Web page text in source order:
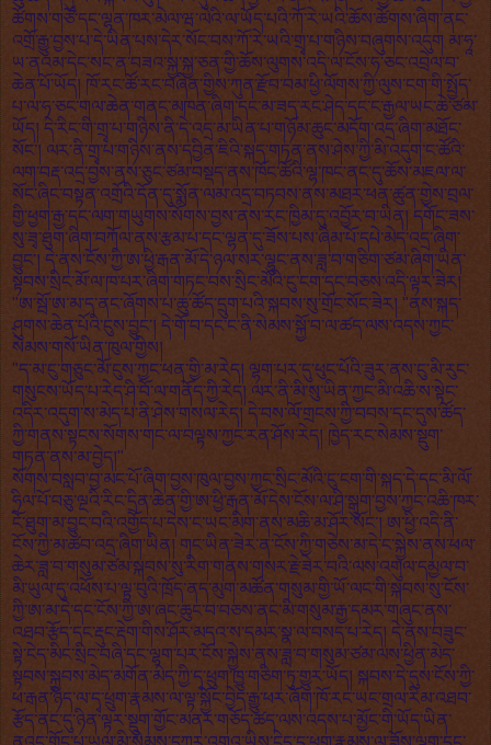
ཚོགས་གཙོ་དང་ལྷན་ཁར་མེལ་ཝ་ལེའི་ལ་ཡོད་པའི་ཀོ་རེ་ཡའི་ཆོས་ཚོགས་ཞིག་ནང་
འགྲོ་རྒྱུ་བྱས་པ་དེ་ཡིན་པས་དེར་སོང་བས་ཀོ་རེ་ཡའི་གྲྭ་པ་གཉིས་བཞུགས་འདུག མ་ཧཱ་
ཡ་ནའམ་དེང་སང་ན་བཟའ་སྐྱ་སྐྱ་ཅན་གྱི་ཆོས་ལུགས་འདི་ལ་ངོས་ཧ་ཅང་འབྲེལ་བ་
ཆེན་པོ་ཡོད། ཁོ་རང་ཚོ་རང་བཞིན་གྱིས་ཀུན་རྫོབ་བམ་ཕྱི་ལོགས་ཀྱི་ལུས་ངག་གི་སྤྱོད་
པ་ལ་ཧ་ཅང་གལ་ཆེན་གནང་མཁན་ཞིག་དང་མ་ཟད་རང་ཤེད་དང་ང་རྒྱལ་ཡང་ཆེ་ཙམ་
ཡོད། དེ་རིང་གི་གྲྭ་པ་གཉིས་ནི་དེ་འདྲ་མ་ཡིན་པ་གཉོམ་ཆུང་མདོག་འདྲ་ཞིག་མཐོང་
སོང་། ལར་ནི་གྲྭ་པ་གཉིས་ནས་དབྱིན་ཇིའི་སྐད་གཏན་ནས་ཤེས་ཀྱི་མི་འདུག་ང་ཚོའི་
ལག་བརྡ་འདྲ་བྱས་ནས་ཅུང་ཙམ་བསྡད་ནས་ཁོང་ཚོའི་ལྷ་ཁང་ནང་དུ་ཆོས་མཇལ་ལ་
སོང་ཞིང་བསྟན་འགྲོའི་དོན་དུ་སྨོན་ལམ་འདྲ་བཏབས་ནས་མཐར་ཕན་ཚུན་གྱེས་བྲལ་
གྱི་ཕྱག་རྒྱ་དང་ལག་གཡུགས་སོགས་བྱས་ནས་རང་ཁྱིམ་དུ་འབྱོར་བ་ཡིན། དགོང་ཟས་
སུ་ཟྭ་ཐུག་ཞིག་བཀོལ་ནས་རྩམ་པ་དང་ལྷན་དུ་ཟོས་པས་ཞིམ་པོ་དཔེ་མེད་འདྲ་ཞིག་
བྱུང་། དེ་ནས་ངོས་ཀྱི་ཨ་ཕྱི་རྒན་མོ་དེ་ཉལ་སར་ལྷུང་ནས་ཟླ་བ་གཅིག་ཙམ་ཞིག་ཡིན་
སྟབས་སྲིང་མོ་ལ་ཁ་པར་ཞིག་གཏང་བས་སྲིང་མོའི་ངུ་ངག་དང་བཅས་འདི་ལྟར་ཟེར།
"ཨ་སྦོ་ཨ་མ་ད་ནང་ཞོགས་པ་ཆུ་ཚོད་དྲུག་པའི་སྐབས་སུ་གྲོང་སོང་ཟེར། "ནས་སྐད་
ཤུགས་ཆེན་པོའི་ངུས་བྱུང་། དེ་གོ་བ་དང་ང་ནི་སེམས་སྐྱོ་བ་ལ་ཚད་ལས་འདས་ཀྱང་
སེམས་གསོ་ཡིན་ཁུལ་གྱིས།
"ད་མ་ངུ་གཅུང་མོ་ངུས་ཀྱང་ཕན་གྱི་མ་རེད། ལྷག་པར་དུ་ཕུང་པོའི་ཟུར་ནས་ངུ་མི་རུང་
གསུངས་ཡོད་པ་རེད་ཤི་བོ་ལ་གནོད་ཀྱི་རེད། ལར་ནི་མི་སུ་ཡིན་ཀྱང་མི་འཆི་ས་སྟེང་
འདིར་འདུག་ས་མེད་པ་ནི་ཤེས་གསལ་རེད། དེ་བས་ལོ་གྲངས་ཀྱི་བབས་དང་དུས་ཚོད་
ཀྱི་གནས་སྟངས་སོགས་གང་ལ་བལྟས་ཀྱང་རན་ཤོས་རེད། ཁྱེད་རང་སེམས་སྡུག་
གཏན་ནས་མ་བྱེད།"
སོགས་བསླབ་བྱ་མང་པོ་ཞིག་བྱས་ཁུལ་བྱས་ཀྱང་སྲིང་མོའི་ངུ་ངག་གི་སྐད་དེ་དང་མི་ལོ་
ཧྲིལ་པོ་བཅུ་ལྔའི་རིང་དྲིན་ཆེན་གྱི་ཨ་ཕྱི་རྒན་མོ་དེས་ངོས་ལ་ཤི་སྒུག་བྱས་ཀྱང་འཆི་ཁར་
ངོ་ཐུག་མ་བྱུང་བའི་འགྱོད་པ་དེས་ང་ཡང་མིག་ནས་མཆི་མ་ཤོར་སོང་། ཨ་ཕྱི་འདི་ནི་
ངོས་ཀྱི་མ་ཚབ་འདྲ་ཞིག་ཡིན། གང་ཡིན་ཟེར་ན་ངོས་ཀྱི་གཅེས་མ་དེ་ང་སྐྱེས་ནས་ཕལ་
ཆེར་ཟླ་བ་གསུམ་ཙམ་སྐབས་སུ་རིག་གནས་གསར་རྗེ་ཟེར་བའི་ལས་འགུལ་དམྱལ་བ་
མི་ཡུལ་དུ་འཕོས་པ་ལྟ་བུའི་ཁྲོད་ནད་མུག་མཚོན་གསུམ་གྱི་ཡོ་ལང་གི་སྐབས་སུ་ངོས་
ཀྱི་ཨ་མ་དེ་དང་ངོས་ཀྱི་ཨ་ཞང་ཆུང་བ་བཅས་ནང་མི་གསུམ་རྒྱ་དམར་གཞུང་ནས་
འཐབ་རྩོད་དང་རྡུང་རྡེག་གིས་ཤོར་མདའ་ས་དམར་སྣ་ལ་བསད་པ་རེད། དེ་ནས་བཟུང་
སྟེ་ངེད་མིང་སྲིང་བཞི་དང་ལྷག་པར་ངོས་སྐྱེས་ནས་ཟླ་བ་གསུམ་ཙམ་ལས་ཕྱིན་མེད་
སྟབས་སྐྱབས་མེད་མགོན་མེད་ཀྱི་དྭ་ཕྲུག་ཁྱུ་གཅིག་ཏུ་གྱུར་ཡོད། སྐབས་དེ་དུས་ངོས་ཀྱི་
ཕ་རྒན་ཉིད་ལ་དྭ་ཕྲུག་རྣམས་ལ་ལྟ་སྐྱོང་བྱེད་རྒྱུ་ཕར་ཞོག་ཁོ་རང་ཡང་གྲལ་རིམ་འཐབ་
རྩོད་ནང་དུ་ཉིན་ལྟར་སྡུག་གྱོང་མནར་གཅོད་ཚད་ལས་འདས་པ་མྱོང་གི་ཡོད་ཡིན་